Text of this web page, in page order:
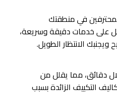
في منطقتك
على خدمات دقيقة وسريعة،
الانتظار الطويل.
دقائق، مما يقلل من
التكييف الزائدة بسبب